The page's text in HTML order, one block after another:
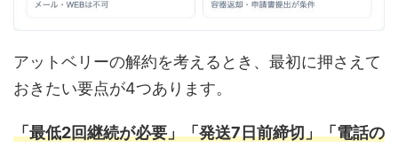
アットベリーの解約を考えるとき、最初に押さえて
おきたい要点が4つあります。
「最低2回継続が必要」「発送7日前締切」「電話の